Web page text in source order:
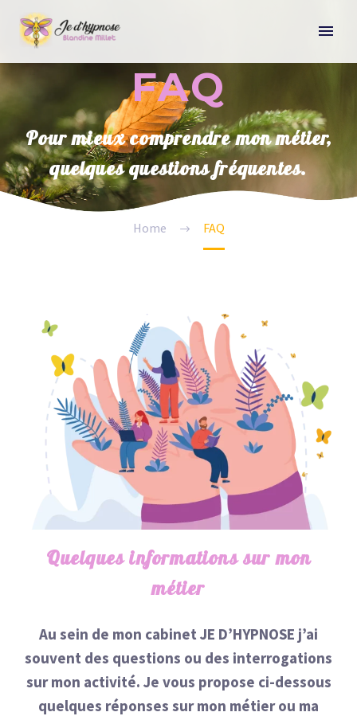
FAQ
Pour mieux comprendre mon métier,
quelques questions fréquentes​.
Home FAQ
Quelques informations sur mon
métier
Au sein de mon cabinet JE D’HYPNOSE j’ai
souvent des questions ou des interrogations
sur mon activité. Je vous propose ci-dessous
quelques réponses sur mon métier ou ma